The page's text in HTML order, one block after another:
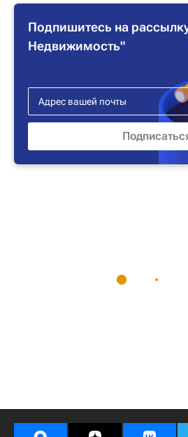
Подпишитесь на
Недвижимость"